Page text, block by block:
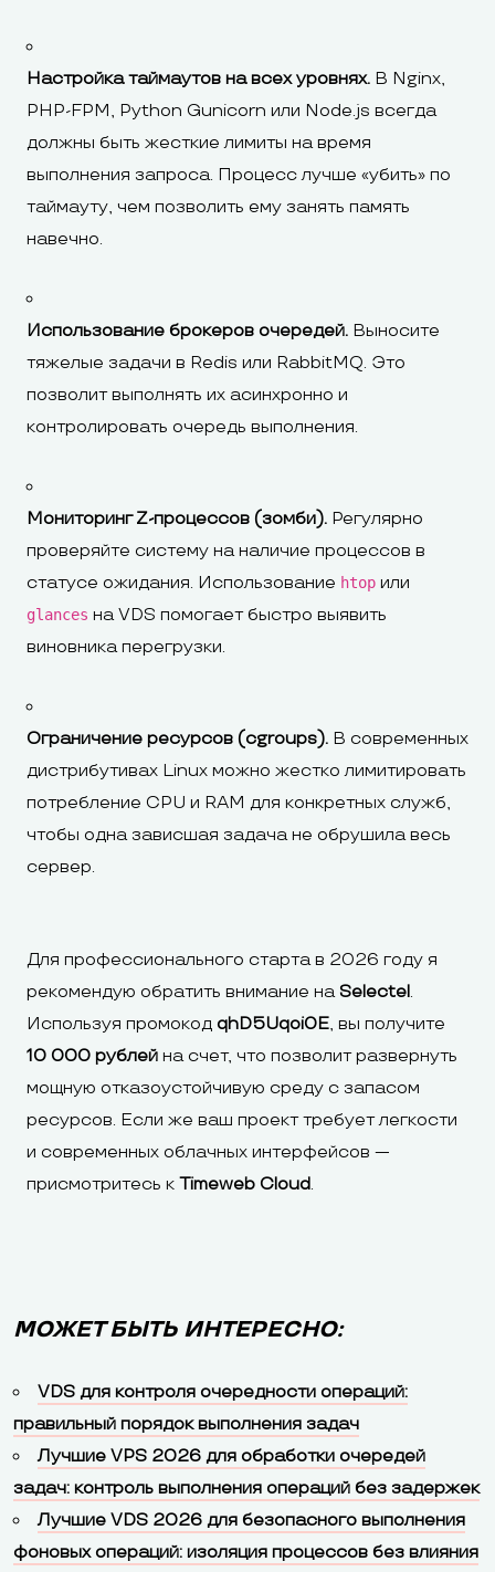
Настройка таймаутов на всех уровнях. В Nginx,
PHP-FPM, Python Gunicorn или Node.js всегда
должны быть жесткие лимиты на время
выполнения запроса. Процесс лучше «убить» по
таймауту, чем позволить ему занять память
навечно.
Использование брокеров очередей. Выносите
тяжелые задачи в Redis или RabbitMQ. Это
позволит выполнять их асинхронно и
контролировать очередь выполнения.
Мониторинг Z-процессов (зомби). Регулярно
проверяйте систему на наличие процессов в
статусе ожидания. Использование htop или
glances на VDS помогает быстро выявить
виновника перегрузки.
Ограничение ресурсов (cgroups). В современных
дистрибутивах Linux можно жестко лимитировать
потребление CPU и RAM для конкретных служб,
чтобы одна зависшая задача не обрушила весь
сервер.
Для профессионального старта в 2026 году я
рекомендую обратить внимание наSelectel.
Используя промокод qhD5Uqoi0E, вы получите
10 000 рублей на счет, что позволит развернуть
мощную отказоустойчивую среду с запасом
ресурсов. Если же ваш проект требует легкости
и современных облачных интерфейсов —
присмотритесь к Timeweb Cloud.
МОЖЕТ БЫТЬ ИНТЕРЕСНО:
VDS для контроля очередности операций:
правильный порядок выполнения задач
Лучшие VPS 2026 для обработки очередей
задач: контроль выполнения операций без задержек
Лучшие VDS 2026 для безопасного выполнения
фоновых операций: изоляция процессов без влияния